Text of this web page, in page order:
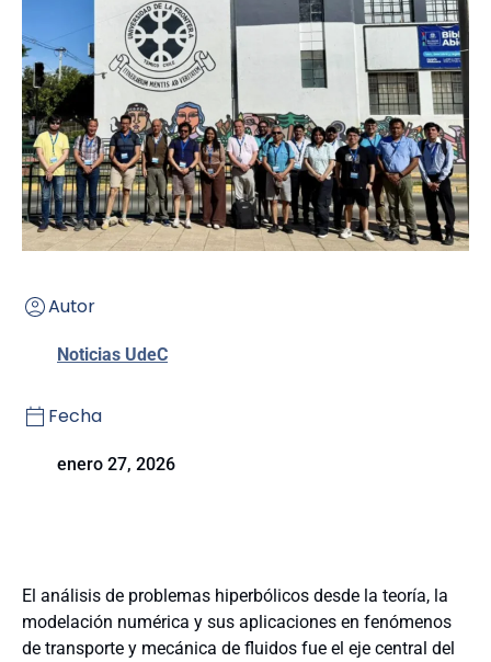
Autor
Noticias UdeC
Fecha
enero 27, 2026
El análisis de problemas hiperbólicos desde la teoría, la
modelación numérica y sus aplicaciones en fenómenos
de transporte y mecánica de fluidos fue el eje central del